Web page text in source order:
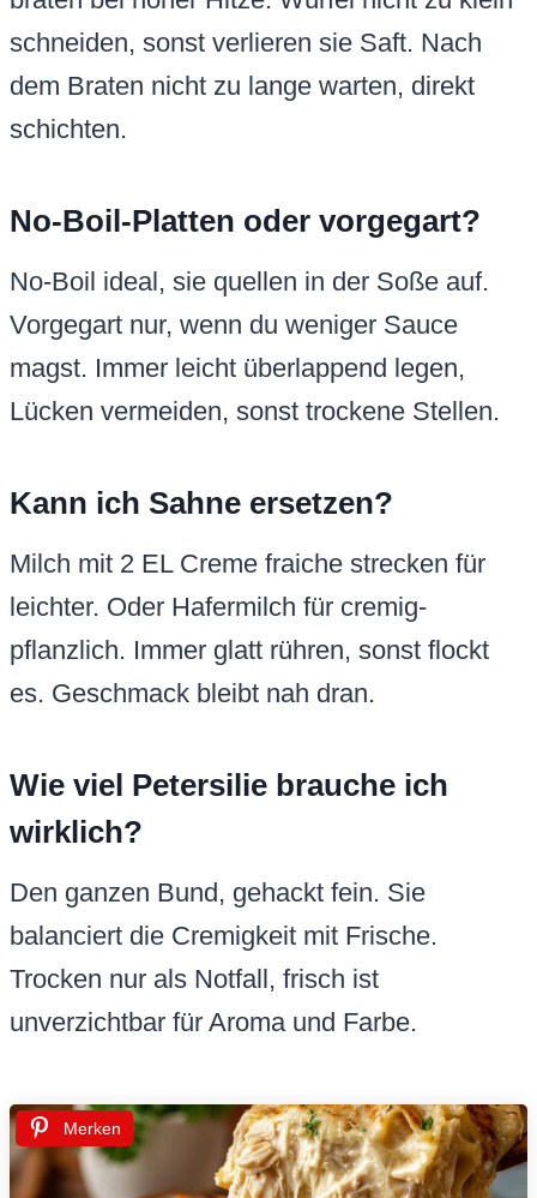
schneiden, sonst verlieren sie Saft. Nach
dem Braten nicht zu lange warten, direkt
schichten.
No-Boil-Platten oder vorgegart?
No-Boil ideal, sie quellen in der Soße auf.
Vorgegart nur, wenn du weniger Sauce
magst. Immer leicht überlappend legen,
Lücken vermeiden, sonst trockene Stellen.
Kann ich Sahne ersetzen?
Milch mit 2 EL Creme fraiche strecken für
leichter. Oder Hafermilch für cremig-
pflanzlich. Immer glatt rühren, sonst flockt
es. Geschmack bleibt nah dran.
Wie viel Petersilie brauche ich
wirklich?
Den ganzen Bund, gehackt fein. Sie
balanciert die Cremigkeit mit Frische.
Trocken nur als Notfall, frisch ist
unverzichtbar für Aroma und Farbe.
Merken